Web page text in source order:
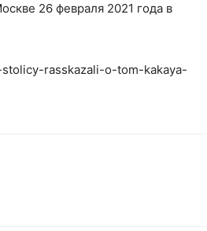
26 февраля 2021 года в
rasskazali-o-tom-kakaya-